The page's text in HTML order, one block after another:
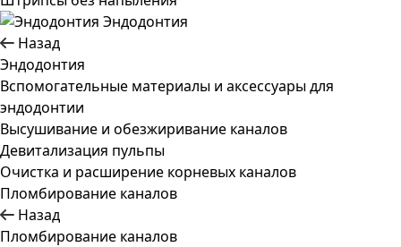
Эндодонтия
Назад
Эндодонтия
Вспомогательные материалы и аксессуары для
эндодонтии
Высушивание и обезжиривание каналов
Девитализация пульпы
Очистка и расширение корневых каналов
Пломбирование каналов
Назад
Пломбирование каналов